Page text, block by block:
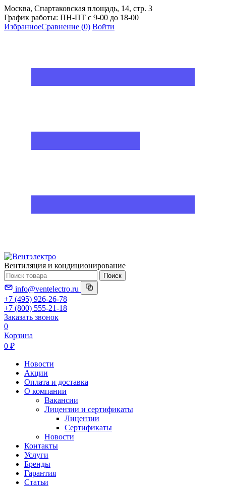
Москва, Спартаковская площадь, 14, стр. 3
График работы: ПН-ПТ с 9-00 до 18-00
ИзбранноеСравнение (0) Войти
Вентиляция и кондиционирование
Поиск
info@ventelectro.ru
+7 (495) 926-26-78
+7 (800) 555-21-18
Заказать звонок
0
Корзина
0 ₽
Новости
Акции
Оплата и доставка
О компании
Вакансии
Лицензии и сертификаты
Лицензии
Сертификаты
Новости
Контакты
Услуги
Бренды
Гарантия
Статьи